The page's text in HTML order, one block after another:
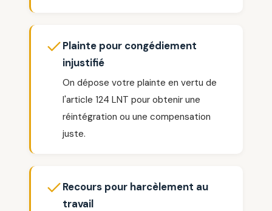
Plainte pour congédiement
injustifié
On dépose votre plainte en vertu de
l'article 124 LNT pour obtenir une
réintégration ou une compensation
juste.
Recours pour harcèlement au
travail